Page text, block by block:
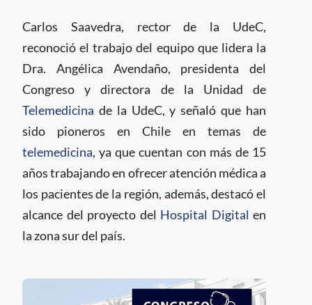
Carlos Saavedra, rector de la UdeC,
reconoció el trabajo del equipo que lidera la
Dra. Angélica Avendaño, presidenta del
Congreso y directora de la Unidad de
Telemedicina de la UdeC, y señaló que han
sido pioneros en Chile en temas de
telemedicina, ya que cuentan con más de 15
años trabajando en ofrecer atención médica a
los pacientes de la región, además, destacó el
alcance del proyecto del Hospital Digital en
la zona sur del país.